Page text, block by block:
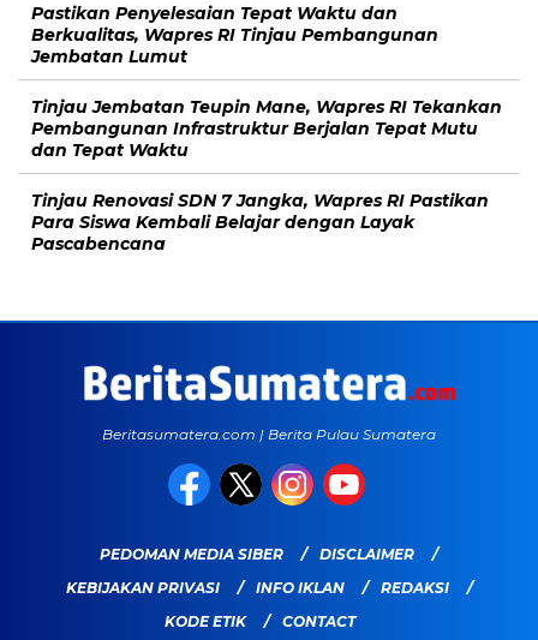
Pastikan Penyelesaian Tepat Waktu dan
Berkualitas, Wapres RI Tinjau Pembangunan
Jembatan Lumut
Tinjau Jembatan Teupin Mane, Wapres RI Tekankan
Pembangunan Infrastruktur Berjalan Tepat Mutu
dan Tepat Waktu
Tinjau Renovasi SDN 7 Jangka, Wapres RI Pastikan
Para Siswa Kembali Belajar dengan Layak
Pascabencana
Beritasumatera.com | Berita Pulau Sumatera
PEDOMAN MEDIA SIBER
DISCLAIMER
KEBIJAKAN PRIVASI
INFO IKLAN
REDAKSI
KODE ETIK
CONTACT